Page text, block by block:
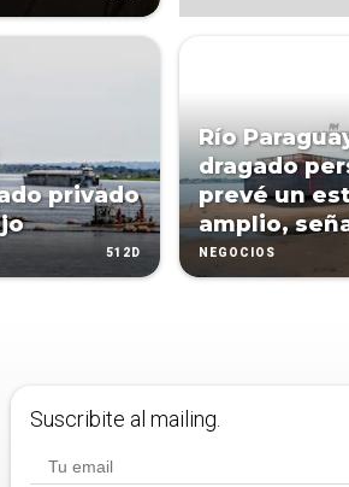
privado
512D
Río
dragado
prevé un
amplio,
NEGOCIOS
Suscribite al mailing.